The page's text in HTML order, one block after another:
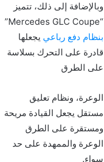
وبالإضافة إلى ذلك، تتميز
“Mercedes GLC Coupe”
بنظام دفع رباعي يجعلها
قادرة على التحرك بسلاسة
على الطرق
الوعرة، ونظام تعليق
مستقل يجعل القيادة مريحة
ومستقرة على الطرق
الوعرة والممهدة على حد
سواء.